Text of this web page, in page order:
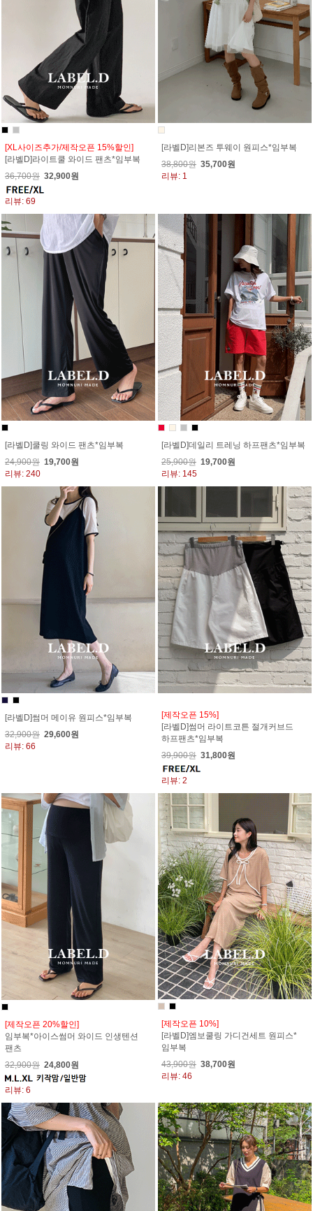
[XL사이즈추가/제작오픈 15%할인]
[라벨D]라이트쿨 와이드 팬츠*임부복
36,700원 32,900원
리뷰: 69
[라벨D]리본즈 투웨이 원피스*임부복
38,800원 35,700원
리뷰: 1
[라벨D]쿨링 와이드 팬츠*임부복
24,900원 19,700원
리뷰: 240
[라벨D]데일리 트레닝 하프팬츠*임부복
25,900원 19,700원
리뷰: 145
[라벨D]썸머 메이유 원피스*임부복
32,900원 29,600원
리뷰: 66
[제작오픈 15%]
[라벨D]썸머 라이트코튼 절개커브드
하프팬츠*임부복
39,900원 31,800원
리뷰: 2
[제작오픈 20%할인]
임부복*아이스썸머 와이드 인생텐션
팬츠
32,900원 24,800원
리뷰: 6
[제작오픈 10%]
[라벨D]엠보쿨링 가디건세트 원피스*
임부복
43,900원 38,700원
리뷰: 46